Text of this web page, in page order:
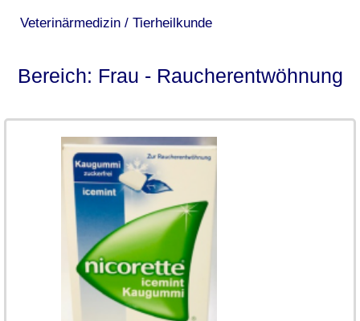
Veterinärmedizin / Tierheilkunde
Bereich: Frau - Raucherentwöhnung